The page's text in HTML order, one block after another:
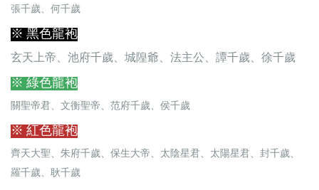
張千歲、何千歲
※ 黑色龍袍
玄天上帝、池府千歲、城隍爺、法主公、譚千歲、徐千歲
※ 綠色龍袍
關聖帝君、文衡聖帝、范府千歲、侯千歲
※ 紅色龍袍
齊天大聖、朱府千歲、保生大帝、太陰星君、太陽星君、封千歲、
羅千歲、耿千歲